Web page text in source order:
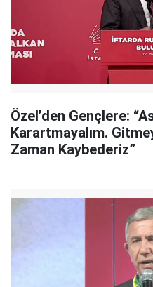
Özel’den Gençlere:
Karartmayalım.
Zaman Kaybederiz”